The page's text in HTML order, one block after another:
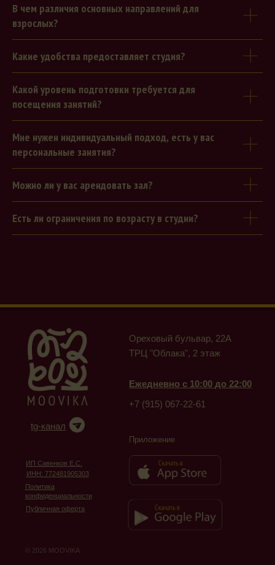
В чем различия основных направлений для
взрослых?
Какие удобства предоставляет студия?
Какой уровень подготовки требуется для
посещения занятий?
Мне нужен индивидуальный подход, есть у вас
персональные занятия?
Можно ли у вас арендовать зал?
Есть ли ограничения по возрасту в студии?